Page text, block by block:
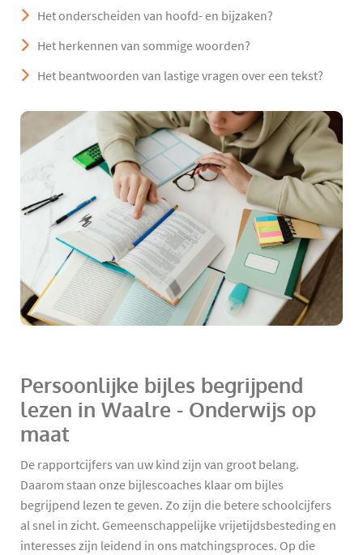
Het onderscheiden van hoofd- en bijzaken?
Het herkennen van sommige woorden?
Het beantwoorden van lastige vragen over een tekst?
Persoonlijke bijles begrijpend
lezen in Waalre - Onderwijs op
maat
De rapportcijfers van uw kind zijn van groot belang.
Daarom staan onze bijlescoaches klaar om bijles
begrijpend lezen te geven. Zo zijn die betere schoolcijfers
al snel in zicht. Gemeenschappelijke vrijetijdsbesteding en
interesses zijn leidend in ons matchingsproces. Op die